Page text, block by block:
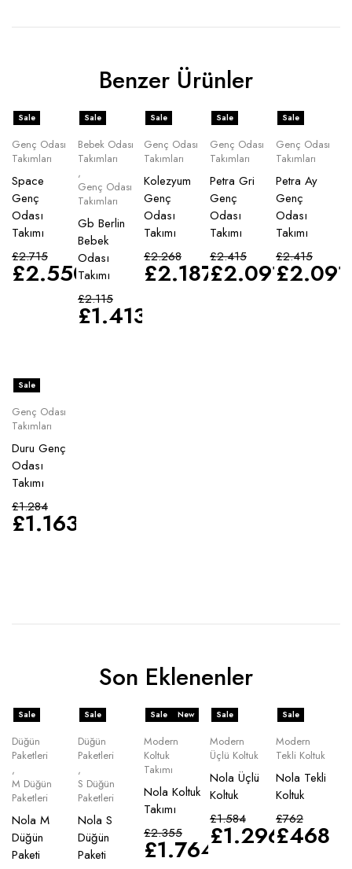
Benzer Ürünler
Sale
Genç Odası
Takımları
Space
Genç
Odası
Takımı
£2.715
£2.550
Sale
Bebek Odası
Takımları
,
Genç Odası
Takımları
Gb Berlin
Bebek
Odası
Takımı
£2.115
£1.413
Sale
Genç Odası
Takımları
Kolezyum
Genç
Odası
Takımı
£2.268
£2.187
Sale
Genç Odası
Takımları
Petra Gri
Genç
Odası
Takımı
£2.415
£2.091
Sale
Genç Odası
Takımları
Petra Ay
Genç
Odası
Takımı
£2.415
£2.091
Sale
Genç Odası
Takımları
Duru Genç
Odası
Takımı
£1.284
£1.163
Son Eklenenler
Sale
Düğün
Paketleri
,
M Düğün
Paketleri
Nola M
Düğün
Paketi
Sale
Düğün
Paketleri
,
S Düğün
Paketleri
Nola S
Düğün
Paketi
Sale New
Modern
Koltuk
Takımı
Nola Koltuk
Takımı
£2.355
£1.764
Sale
Modern
Üçlü Koltuk
Nola Üçlü
Koltuk
£1.584
£1.296
Sale
Modern
Tekli Koltuk
Nola Tekli
Koltuk
£762
£468